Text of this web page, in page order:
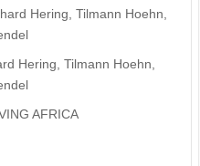
Hering, Tilmann Hoehn,
Hering, Tilmann Hoehn,
AFRICA